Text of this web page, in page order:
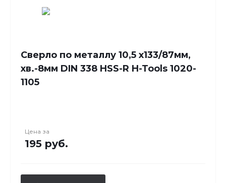
Сверло по металлу 10,5 x133/87мм,
хв.-8мм DIN 338 HSS-R H-Tools 1020-
1105
Цена за
195 руб.